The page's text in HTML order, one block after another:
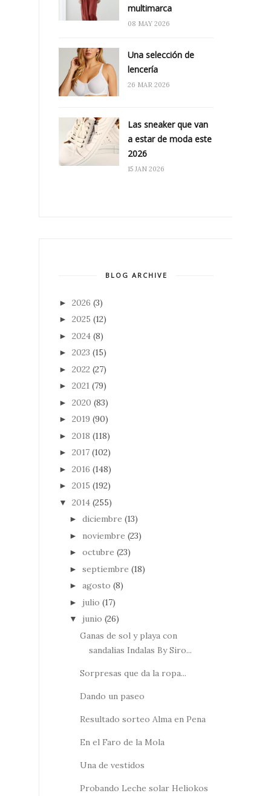
multimarca
08 MAY 2026
Una selección de
lencería
26 MAR 2026
Las sneaker que van
a estar de moda este
2026
15 JAN 2026
BLOG ARCHIVE
► 2026 (3)
► 2025 (12)
► 2024 (8)
► 2023 (15)
► 2022 (27)
► 2021 (79)
► 2020 (83)
► 2019 (90)
► 2018 (118)
► 2017 (102)
► 2016 (148)
► 2015 (192)
▼ 2014 (255)
► diciembre (13)
► noviembre (23)
► octubre (23)
► septiembre (18)
► agosto (8)
► julio (17)
▼ junio (26)
Ganas de sol y playa con
sandalias Indalas By Siro...
Sorpresas que da la ropa...
Dando un paseo
Resultado sorteo Alma en Pena
En el Faro de la Mola
Una de vestidos
Probando Leche solar Heliokos